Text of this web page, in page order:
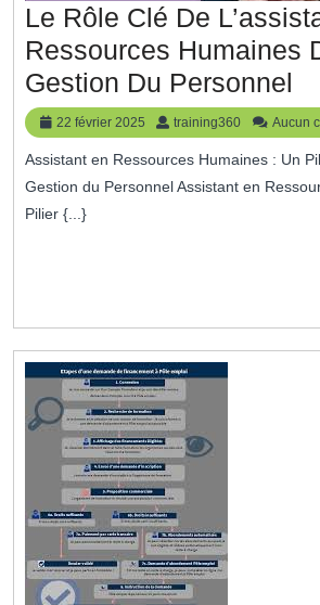
Le Rôle Clé De
Ressources Humaines
Gestion Du Personnel
22 février 2025
22
février
2025
training360 training360
Aucun
Assistant en Ressources Humaines : Un Pilier Essentiel de la
Gestion du Personnel Assistant en
Pilier {...}